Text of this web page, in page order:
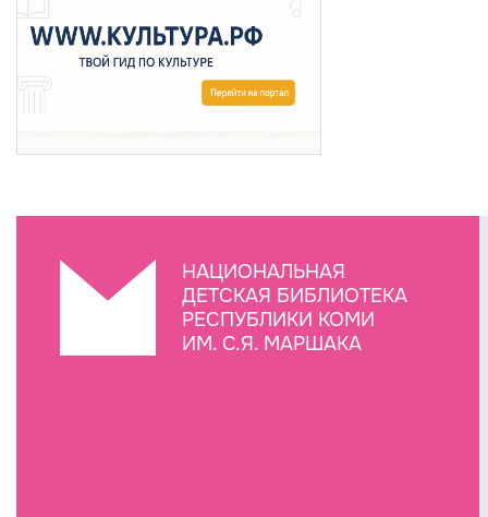
НАЦИОНАЛЬНАЯ
ДЕТСКАЯ БИБЛИОТЕКА
РЕСПУБЛИКИ КОМИ
ИМ. С.Я. МАРШАКА